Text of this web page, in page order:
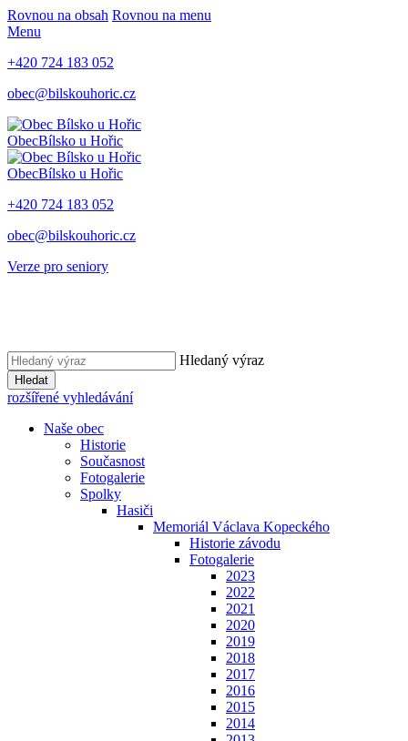
Rovnou na obsah Rovnou na menu
Menu
+420 724 183 052
obec@bilskouhoric.cz
ObecBílsko u Hořic
ObecBílsko u Hořic
+420 724 183 052
obec@bilskouhoric.cz
Verze pro seniory
Hledaný výraz
Hledat
rozšířené vyhledávání
Naše obec
Historie
Současnost
Fotogalerie
Spolky
Hasiči
Memoriál Václava Kopeckého
Historie závodu
Fotogalerie
2023
2022
2021
2020
2019
2018
2017
2016
2015
2014